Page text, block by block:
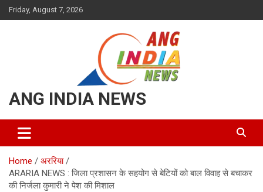
Skip
to
Friday, August 7, 2026
ANG INDIA NEWS
Home
अररिया
ARARIA NEWS : जिला प्रशासन के सहयोग से बेटियों को बाल विवाह से बचाकर
की निर्जला कुमारी ने पेश की मिशाल